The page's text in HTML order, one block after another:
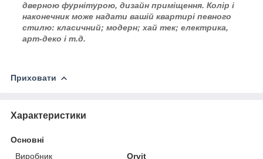
дверною фурнітурою, дизайн приміщення. Колір і
наконечник може надати вашій квартирі певного
стилю: класичний; модерн; хай тек; електрика,
арт-деко і т.д.
Приховати
Характеристики
Основні
Виробник
Orvit